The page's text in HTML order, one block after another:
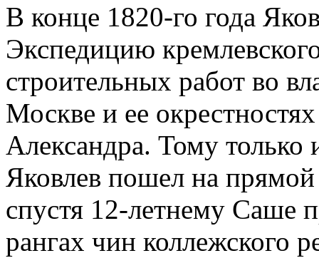
В конце 1820-го года
Экспедицию
строительных работ во
Москве и ее
Александра. Тому только
Яковлев пошел на прямой
спустя 12-летнему Саше
рангах чин коллежского